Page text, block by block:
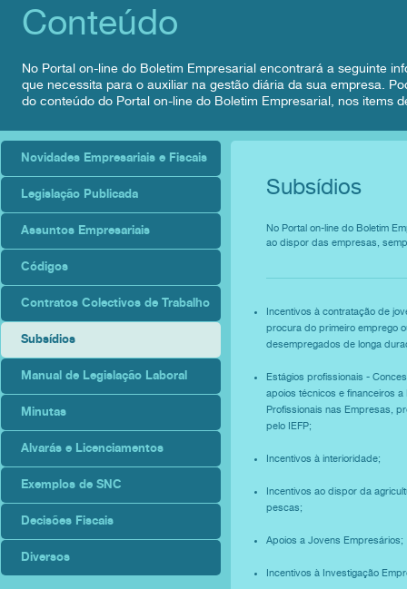
Conteúdo
No Portal on-line do Boletim Empresarial encontrará a seguinte
que necessita para o auxiliar na gestão diária da sua empresa.
do conteúdo do Portal on-line do Boletim Empresarial, nos items
Novidades Empresariais e Fiscais
Legislação Publicada
Assuntos Empresariais
Códigos
Contratos Colectivos de Trabalho
Subsídios
Manual de Legislação Laboral
Minutas
Alvarás e Licenciamentos
Exemplos de SNC
Decisões Fiscais
Diversos
Subsídios
No Portal on-line do Boletim
ao dispor das empresas,
Incentivos à contratação de
procura do primeiro emprego
desempregados de longa
Estágios profissionais -
apoios técnicos e financeiros a
Profissionais nas Empresas,
pelo IEFP;
Incentivos à interioridade;
Incentivos ao dispor da
pescas;
Apoios a Jovens Empresários;
Incentivos à Investigação